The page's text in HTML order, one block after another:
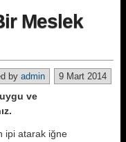
Meslek
9 Mart 2014
by admin
ve
ipi atarak iğne